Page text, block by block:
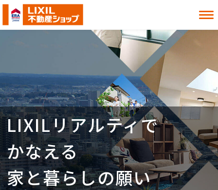
借りたい
貸したい
売りたい
お知らせ
お役立ち情報
よくある質問
MITOシル
事業内容
店舗案内
入居者様へ
会社情報
採用情報
LIXILリアルティで
かなえる
家と暮らしの願い